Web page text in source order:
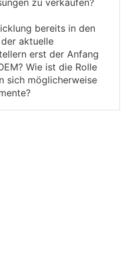
zu verkaufen?
bereits in den
aktuelle
erst der Anfang
Wie ist die Rolle
sich möglicherweise